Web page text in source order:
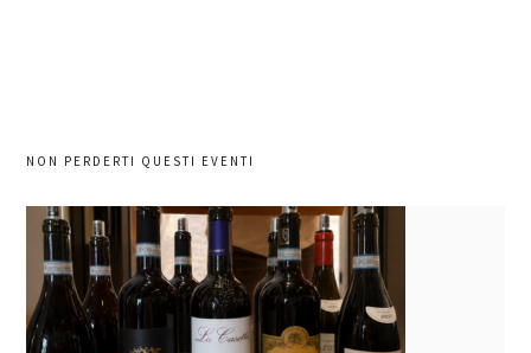
NON PERDERTI QUESTI EVENTI